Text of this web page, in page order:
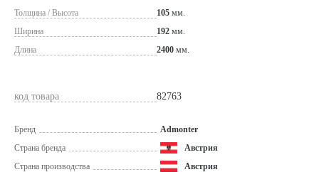
Толщина / Высота
105 мм.
Ширина
192 мм.
Длина
2400 мм.
код товара 82763
Бренд
Admonter
Страна бренда
Австрия
Страна производства
Австрия